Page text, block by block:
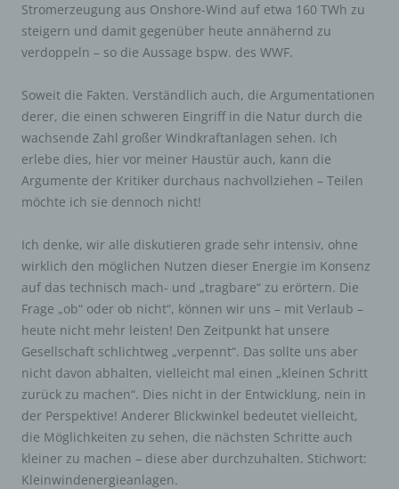
Stromerzeugung aus Onshore-Wind auf etwa 160 TWh zu
steigern und damit gegenüber heute annähernd zu
verdoppeln – so die Aussage bspw. des WWF.
Soweit die Fakten. Verständlich auch, die Argumentationen
derer, die einen schweren Eingriff in die Natur durch die
wachsende Zahl großer Windkraftanlagen sehen. Ich
erlebe dies, hier vor meiner Haustür auch, kann die
Argumente der Kritiker durchaus nachvollziehen – Teilen
möchte ich sie dennoch nicht!
Ich denke, wir alle diskutieren grade sehr intensiv, ohne
wirklich den möglichen Nutzen dieser Energie im Konsenz
auf das technisch mach- und „tragbare“ zu erörtern. Die
Frage „ob“ oder ob nicht“, können wir uns – mit Verlaub –
heute nicht mehr leisten! Den Zeitpunkt hat unsere
Gesellschaft schlichtweg „verpennt“. Das sollte uns aber
nicht davon abhalten, vielleicht mal einen „kleinen Schritt
zurück zu machen“. Dies nicht in der Entwicklung, nein in
der Perspektive! Anderer Blickwinkel bedeutet vielleicht,
die Möglichkeiten zu sehen, die nächsten Schritte auch
kleiner zu machen – diese aber durchzuhalten. Stichwort:
Kleinwindenergieanlagen.